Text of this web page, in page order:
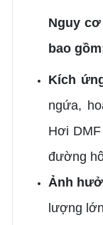
Nguy
bao
Kích
ngứa,
Hơi
đường
Ảnh
lượng lớn